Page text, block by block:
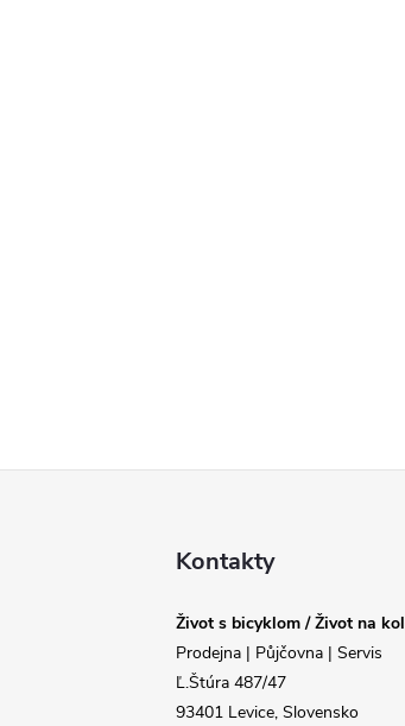
Kontakty
Život s bicyklom / Život na
Prodejna | Půjčovna | Servis
Ľ.Štúra 487/47
93401 Levice, Slovensko